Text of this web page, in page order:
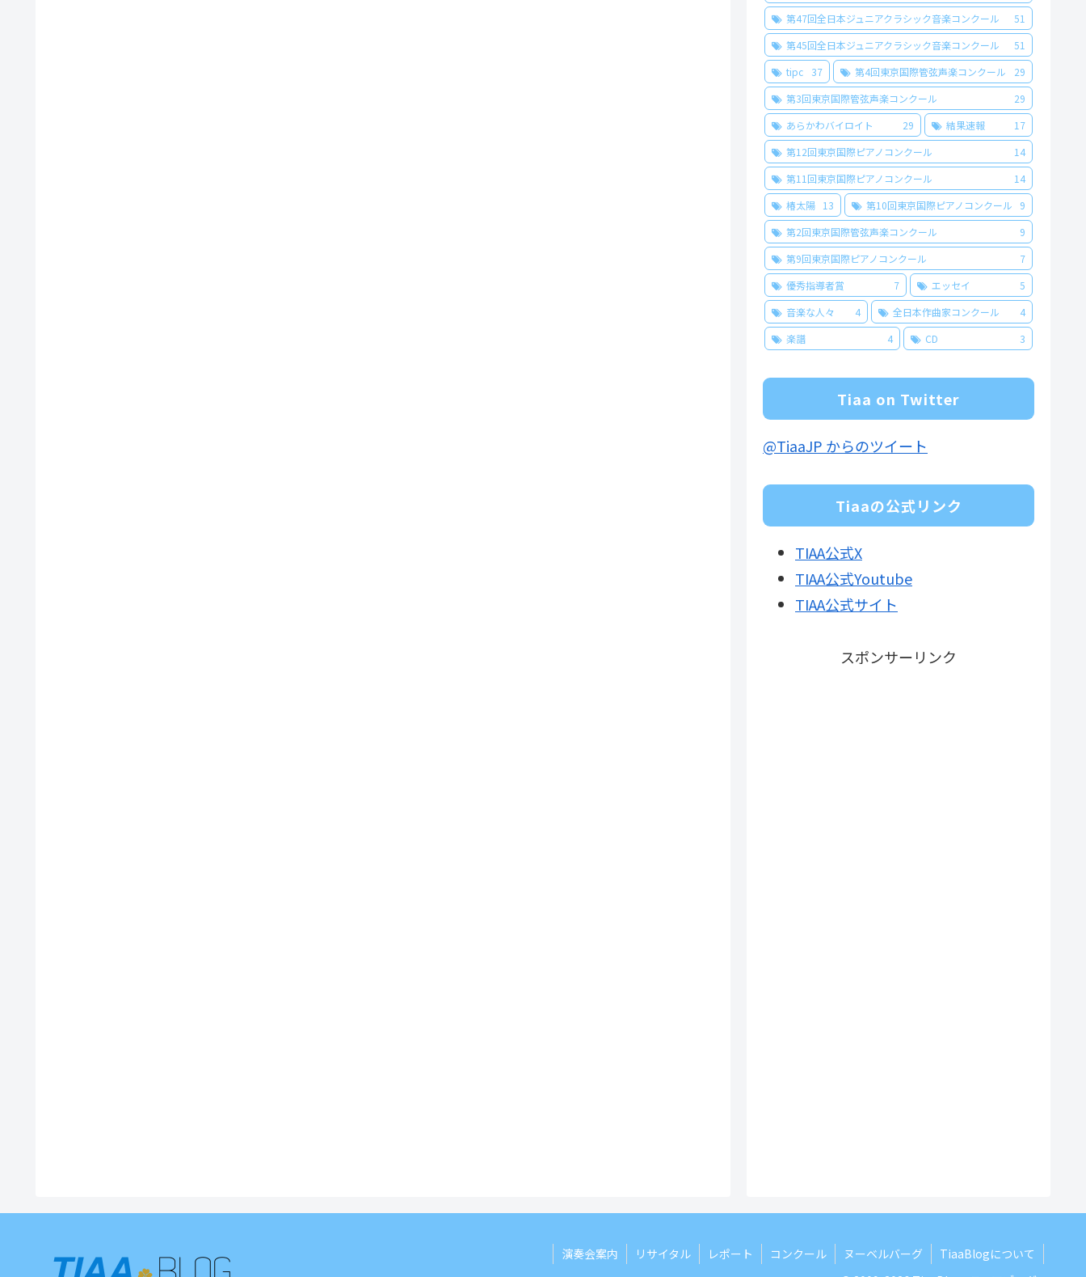
第47回全日本ジュニアクラシック音楽コンクール
51
第45回全日本ジュニアクラシック音楽コンクール
51
tipc
37 第4回東京国際管弦声楽コンクール
29
第3回東京国際管弦声楽コンクール
29
あらかわバイロイト
29 結果速報
17
第12回東京国際ピアノコンクール
14
第11回東京国際ピアノコンクール
14
椿太陽
13 第10回東京国際ピアノコンクール
9
第2回東京国際管弦声楽コンクール
9
第9回東京国際ピアノコンクール
7
優秀指導者賞
7 エッセイ
5
音楽な人々
4 全日本作曲家コンクール
4
楽譜
4 CD 3
Tiaa on Twitter
@TiaaJP からのツイート
Tiaaの公式リンク
TIAA公式X
TIAA公式Youtube
TIAA公式サイト
スポンサーリンク
演奏会案内 リサイタル レポート コンクール ヌーベルバーグ
TiaaBlogについて